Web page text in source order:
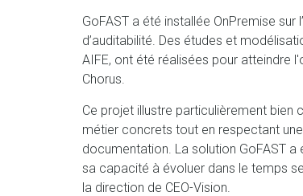
GoFAST a été installée OnPremise
d’auditabilité. Des études et
AIFE, ont été réalisées pour atteindre
Chorus.
Ce projet illustre particulièrement
métier concrets tout en respectant
documentation. La solution GoFAST
sa capacité à évoluer dans le temps
la direction de CEO-Vision.